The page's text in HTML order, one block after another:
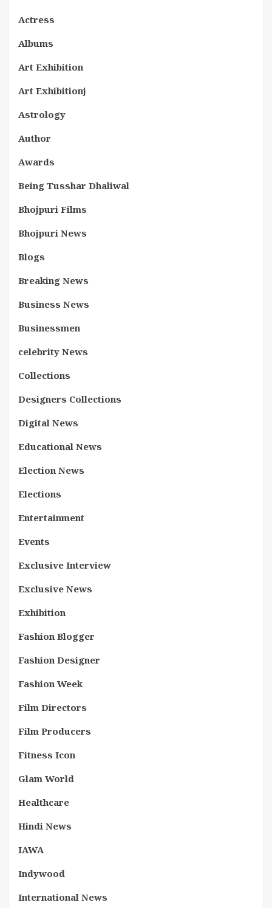
Actress
Albums
Art Exhibition
Art Exhibitionj
Astrology
Author
Awards
Being Tusshar Dhaliwal
Bhojpuri Films
Bhojpuri News
Blogs
Breaking News
Business News
Businessmen
celebrity News
Collections
Designers Collections
Digital News
Educational News
Election News
Elections
Entertainment
Events
Exclusive Interview
Exclusive News
Exhibition
Fashion Blogger
Fashion Designer
Fashion Week
Film Directors
Film Producers
Fitness Icon
Glam World
Healthcare
Hindi News
IAWA
Indywood
International News